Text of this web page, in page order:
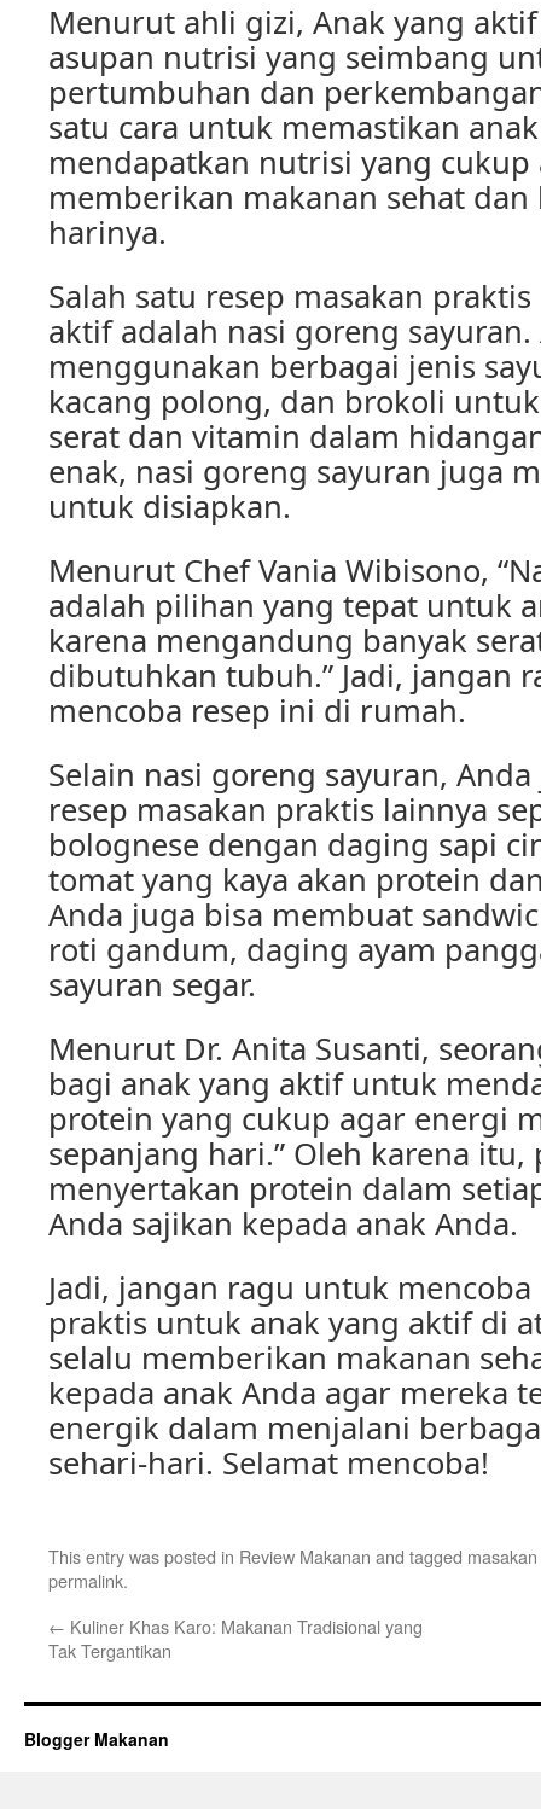
Menurut ahli gizi, Anak yang
asupan nutrisi yang seimbang
pertumbuhan dan
satu cara untuk memastikan
mendapatkan nutrisi yang cukup
memberikan makanan sehat
harinya.
Salah satu resep masakan
aktif adalah nasi goreng sayuran.
menggunakan berbagai jenis
kacang polong, dan brokoli
serat dan vitamin dalam
enak, nasi goreng sayuran juga
untuk disiapkan.
Menurut Chef Vania Wibisono,
adalah pilihan yang tepat untuk
karena mengandung banyak
dibutuhkan tubuh.” Jadi, jangan
mencoba resep ini di rumah.
Selain nasi goreng sayuran,
resep masakan praktis lainnya
bolognese dengan daging sapi
tomat yang kaya akan protein
Anda juga bisa membuat
roti gandum, daging ayam
sayuran segar.
Menurut Dr. Anita Susanti,
bagi anak yang aktif untuk
protein yang cukup agar energi
sepanjang hari.” Oleh karena
menyertakan protein dalam
Anda sajikan kepada anak Anda.
Jadi, jangan ragu untuk
praktis untuk anak yang aktif di
selalu memberikan makanan
kepada anak Anda agar mereka
energik dalam menjalani
sehari-hari. Selamat mencoba!
This entry was posted in Review Makanan and tagged
permalink.
← Kuliner Khas Karo: Makanan Tradisional yang
Tak Tergantikan
Blogger Makanan